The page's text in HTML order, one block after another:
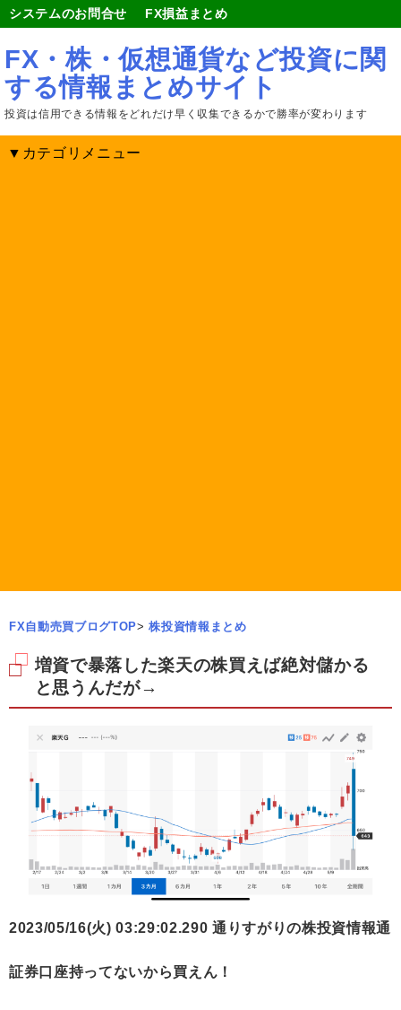
システムのお問合せ FX損益まとめ
FX・株・仮想通貨など投資に関
する情報まとめサイト
投資は信用できる情報をどれだけ早く収集できるかで勝率が変わります
▼カテゴリメニュー
FX自動売買ブログTOP> 株投資情報まとめ
増資で暴落した楽天の株買えば絶対儲かる
と思うんだが→
2023/05/16(火) 03:29:02.290 通りすがりの株投資情報通
証券口座持ってないから買えん！